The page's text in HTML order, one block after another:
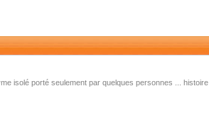
isolé porté seulement par quelques personnes ... histoire